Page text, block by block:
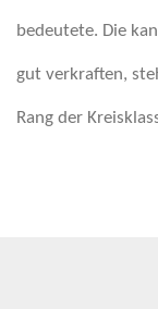
bedeutete. Die
gut verkraften,
Rang der